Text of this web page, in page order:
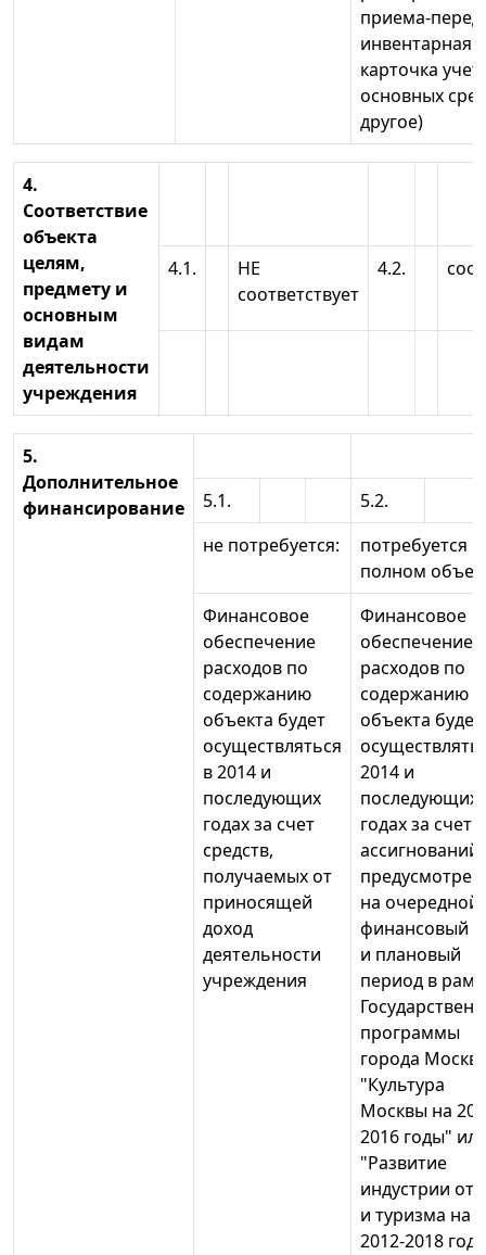
приема-
инвентарная
карточка
основных
другое)
4.
Соответствие
объекта
целям,
предмету и
основным
видам
деятельности
учреждения
4.1.
НЕ
соответствует
4.2.
5.
Дополнительное
финансирование
5.1.
5.2.
не потребуется:
потребуется в
полном
Финансовое
обеспечение
расходов по
содержанию
объекта будет
осуществляться
в 2014 и
последующих
годах за счет
средств,
получаемых от
приносящей
доход
деятельности
учреждения
Финансовое
обеспечение
расходов по
содержанию
объекта будет
2014 и
последующих
годах за счет
ассигнований,
на очередной
финансовый
и плановый
период в
программы
города
"Культура
Москвы на
2016 годы"
"Развитие
индустрии
и туризма на
2012-2018